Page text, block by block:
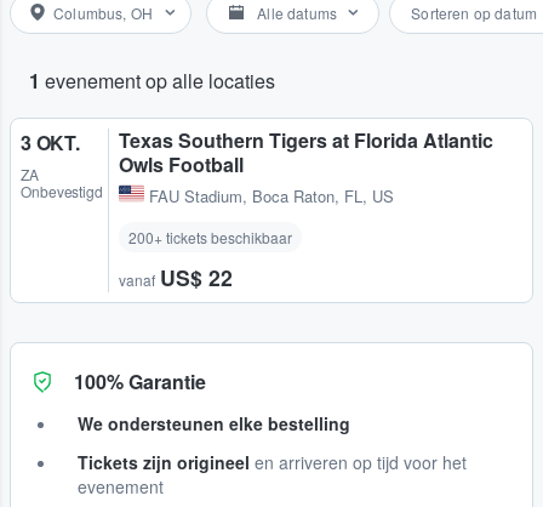
Columbus, OH Alle datums Sorteren op datum
1 evenement op alle locaties
3 OKT.
ZA
Onbevestigd
Texas Southern Tigers at Florida Atlantic
Owls Football
FAU Stadium, Boca Raton, FL, US
200+ tickets beschikbaar
vanaf US$ 22
100% Garantie
We ondersteunen elke bestelling
Tickets zijn origineel en arriveren op tijd voor het
evenement